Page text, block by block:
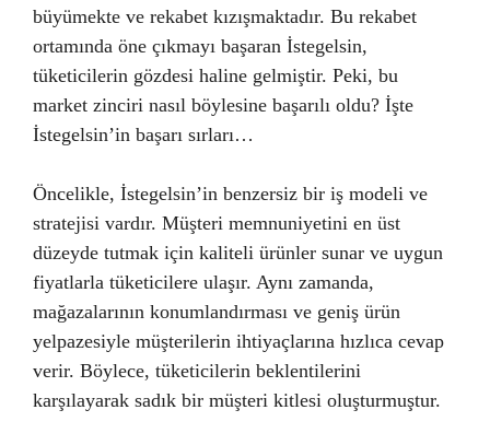
büyümekte ve rekabet kızışmaktadır. Bu rekabet
ortamında öne çıkmayı başaran İstegelsin,
tüketicilerin gözdesi haline gelmiştir. Peki, bu
market zinciri nasıl böylesine başarılı oldu? İşte
İstegelsin’in başarı sırları…
Öncelikle, İstegelsin’in benzersiz bir iş modeli ve
stratejisi vardır. Müşteri memnuniyetini en üst
düzeyde tutmak için kaliteli ürünler sunar ve uygun
fiyatlarla tüketicilere ulaşır. Aynı zamanda,
mağazalarının konumlandırması ve geniş ürün
yelpazesiyle müşterilerin ihtiyaçlarına hızlıca cevap
verir. Böylece, tüketicilerin beklentilerini
karşılayarak sadık bir müşteri kitlesi oluşturmuştur.